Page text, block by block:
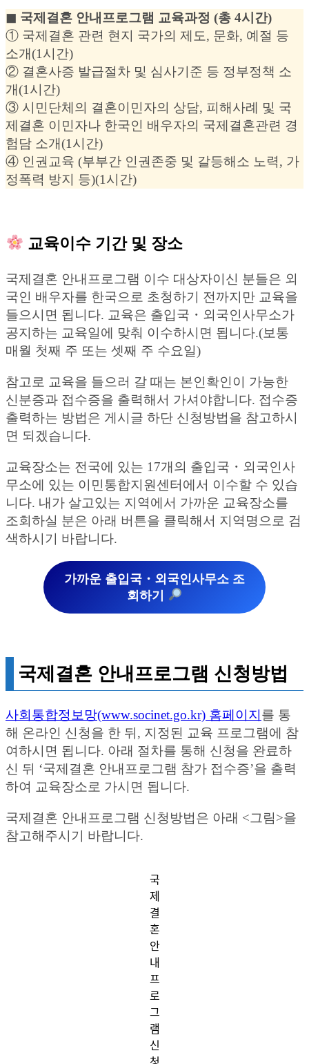
◼︎ 국제결혼 안내프로그램 교육과정 (총 4시간)
① 국제결혼 관련 현지 국가의 제도, 문화, 예절 등
소개(1시간)
② 결혼사증 발급절차 및 심사기준 등 정부정책 소
개(1시간)
③ 시민단체의 결혼이민자의 상담, 피해사례 및 국
제결혼 이민자나 한국인 배우자의 국제결혼관련 경
험담 소개(1시간)
④ 인권교육 (부부간 인권존중 및 갈등해소 노력, 가
정폭력 방지 등)(1시간)
교육이수 기간 및 장소
국제결혼 안내프로그램 이수 대상자이신 분들은 외
국인 배우자를 한국으로 초청하기 전까지만 교육을
들으시면 됩니다. 교육은 출입국・외국인사무소가
공지하는 교육일에 맞춰 이수하시면 됩니다.(보통
매월 첫째 주 또는 셋째 주 수요일)
참고로 교육을 들으러 갈 때는 본인확인이 가능한
신분증과 접수증을 출력해서 가셔야합니다. 접수증
출력하는 방법은 게시글 하단 신청방법을 참고하시
면 되겠습니다.
교육장소는 전국에 있는 17개의 출입국・외국인사
무소에 있는 이민통합지원센터에서 이수할 수 있습
니다. 내가 살고있는 지역에서 가까운 교육장소를
조회하실 분은 아래 버튼을 클릭해서 지역명으로 검
색하시기 바랍니다.
가까운 출입국・외국인사무소 조
회하기
국제결혼 안내프로그램 신청방법
사회통합정보망(www.socinet.go.kr) 홈페이지 를 통
해 온라인 신청을 한 뒤, 지정된 교육 프로그램에 참
여하시면 됩니다. 아래 절차를 통해 신청을 완료하
신 뒤 ‘국제결혼 안내프로그램 참가 접수증’을 출력
하여 교육장소로 가시면 됩니다.
국제결혼 안내프로그램 신청방법은 아래 <그림>을
참고해주시기 바랍니다.
국
제
결
혼
안
내
프
로
그
램
신